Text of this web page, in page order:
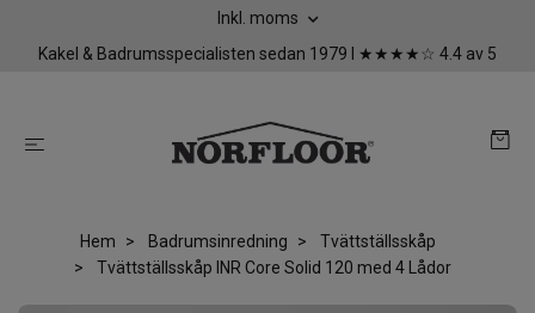
Inkl. moms
Kakel & Badrumsspecialisten sedan 1979 I ★★★★☆ 4.4 av 5
Hem Badrumsinredning
Tvättställsskåp
Tvättställsskåp INR Core Solid 120 med 4 Lådor